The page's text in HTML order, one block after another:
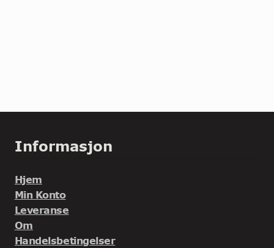
Informasjon
Hjem
Min Konto
Leveranse
Om
Handelsbetingelser